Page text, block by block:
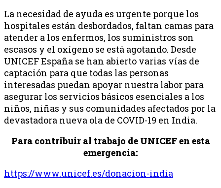
La necesidad de ayuda es urgente porque los
hospitales están desbordados, faltan camas para
atender a los enfermos, los suministros son
escasos y el oxígeno se está agotando. Desde
UNICEF España se han abierto varias vías de
captación para que todas las personas
interesadas puedan apoyar nuestra labor para
asegurar los servicios básicos esenciales a los
niños, niñas y sus comunidades afectados por la
devastadora nueva ola de COVID-19 en India.
Para contribuir al trabajo de UNICEFen esta
emergencia:
https://www.unicef.es/donacion-india